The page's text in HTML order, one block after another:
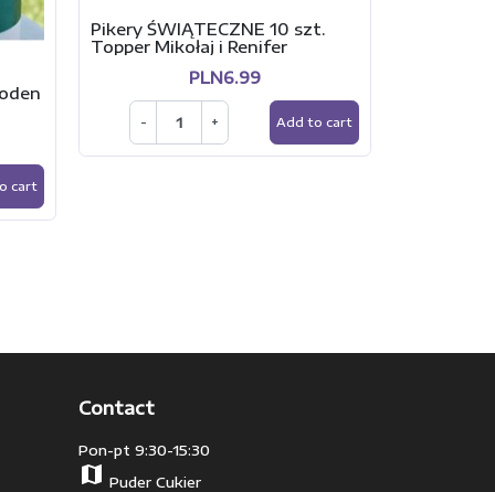
cart
Pikery ŚWIĄTECZNE 10 szt.
Topper Mikołaj i Renifer
PLN6.99
- + Add to cart
Contact
Pon-pt 9:30-15:30
map Puder Cukier